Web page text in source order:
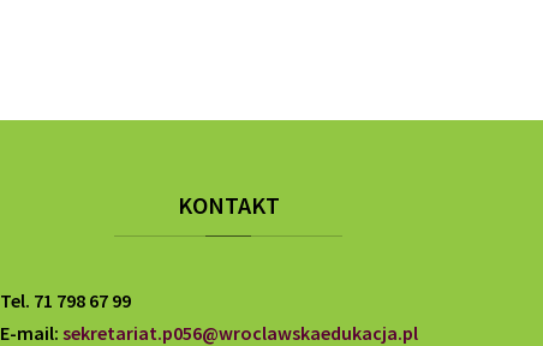
KONTAKT
Tel. 71 798 67 99
E-mail: sekretariat.p056@wroclawskaedukacja.pl